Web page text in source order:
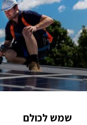
שמש לכולם